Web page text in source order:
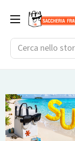
Cerca